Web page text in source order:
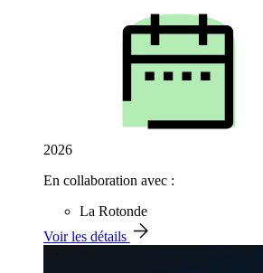
2026
En collaboration avec :
La Rotonde
Voir les détails